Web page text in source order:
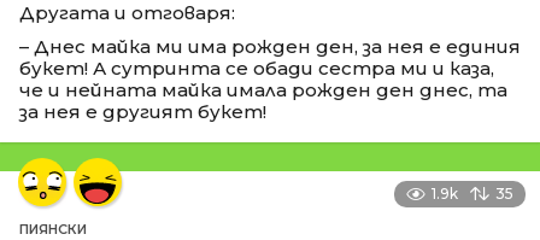
Другата и отговаря:
– Днес майка ми има рожден ден, за нея е единия
букет! А сутринта се обади сестра ми и каза,
че и нейната майка имала рожден ден днес, та
за нея е другият букет!
1.9k 35
ПИЯНСКИ